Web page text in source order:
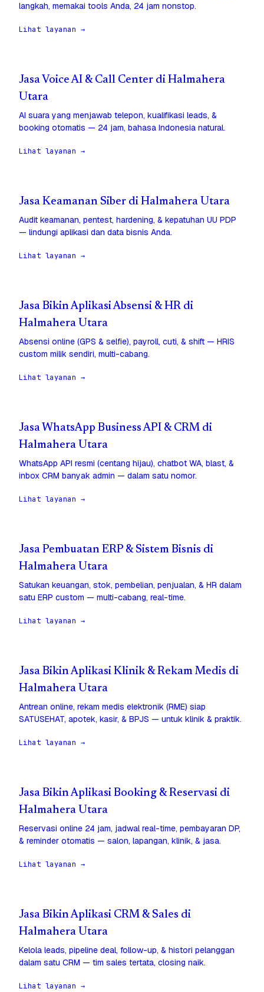
langkah, memakai tools Anda, 24 jam nonstop.
Lihat layanan →
Jasa Voice AI & Call Center di Halmahera
Utara
AI suara yang menjawab telepon, kualifikasi leads, &
booking otomatis — 24 jam, bahasa Indonesia natural.
Lihat layanan →
Jasa Keamanan Siber di Halmahera Utara
Audit keamanan, pentest, hardening, & kepatuhan UU PDP
— lindungi aplikasi dan data bisnis Anda.
Lihat layanan →
Jasa Bikin Aplikasi Absensi & HR di
Halmahera Utara
Absensi online (GPS & selfie), payroll, cuti, & shift — HRIS
custom milik sendiri, multi-cabang.
Lihat layanan →
Jasa WhatsApp Business API & CRM di
Halmahera Utara
WhatsApp API resmi (centang hijau), chatbot WA, blast, &
inbox CRM banyak admin — dalam satu nomor.
Lihat layanan →
Jasa Pembuatan ERP & Sistem Bisnis di
Halmahera Utara
Satukan keuangan, stok, pembelian, penjualan, & HR dalam
satu ERP custom — multi-cabang, real-time.
Lihat layanan →
Jasa Bikin Aplikasi Klinik & Rekam Medis di
Halmahera Utara
Antrean online, rekam medis elektronik (RME) siap
SATUSEHAT, apotek, kasir, & BPJS — untuk klinik & praktik.
Lihat layanan →
Jasa Bikin Aplikasi Booking & Reservasi di
Halmahera Utara
Reservasi online 24 jam, jadwal real-time, pembayaran DP,
& reminder otomatis — salon, lapangan, klinik, & jasa.
Lihat layanan →
Jasa Bikin Aplikasi CRM & Sales di
Halmahera Utara
Kelola leads, pipeline deal, follow-up, & histori pelanggan
dalam satu CRM — tim sales tertata, closing naik.
Lihat layanan →